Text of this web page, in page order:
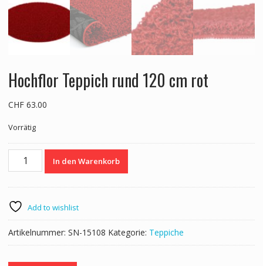
Hochflor Teppich rund 120 cm rot
CHF63.00
Vorrätig
Hochflor
Teppich
cm
rot
Menge
In den Warenkorb
Add to wishlist
Artikelnummer: SN-15108 Kategorie: Teppiche